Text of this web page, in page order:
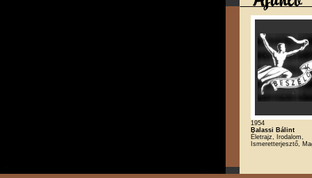
1954
Balassi Bálint
Életrajz, Irodalom,
Ismeretterjesztő,